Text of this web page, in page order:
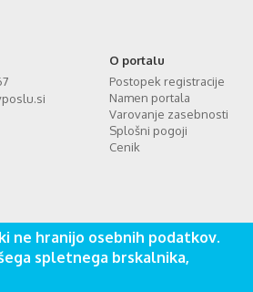
O portalu
Postopek registracije
Namen portala
Varovanje zasebnosti
Splošni pogoji
Cenik
napredek © Vse pravice pridržane.
ne hranijo osebnih podatkov.
spletnega brskalnika,